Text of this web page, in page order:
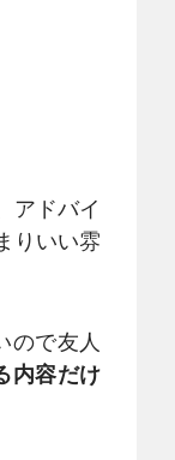
アドバイ
りいい雰
ので友人
内容だけ